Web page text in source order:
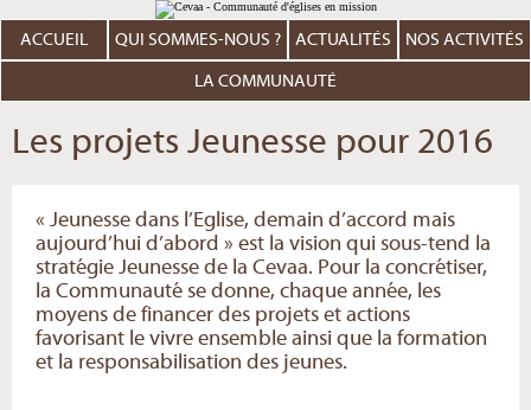
au
contenu.
Aller
personnels
ACCUEIL QUI SOMMES-NOUS ? ACTUALITÉS NOS ACTIVITÉS
LA COMMUNAUTÉ
Les projets Jeunesse pour 2016
« Jeunesse dans l’Eglise, demain d’accord mais
aujourd’hui d’abord » est la vision qui sous-tend la
stratégie Jeunesse de la Cevaa. Pour la concrétiser,
la Communauté se donne, chaque année, les
moyens de financer des projets et actions
favorisant le vivre ensemble ainsi que la formation
et la responsabilisation des jeunes.